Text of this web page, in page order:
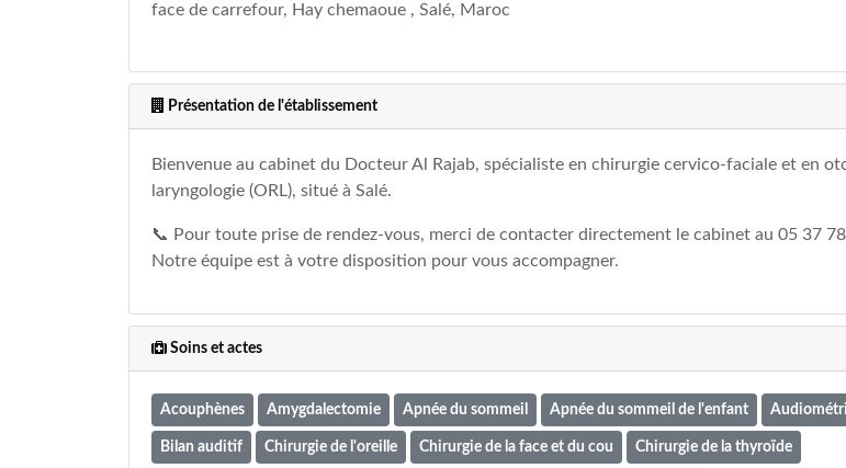
face de carrefour, Hay chemaoue , Salé, Maroc
Présentation de l'établissement
Bienvenue au cabinet du Docteur Al Rajab, spécialiste en chirurgie cervico-faciale et en
laryngologie (ORL), situé à Salé.
📞 Pour toute prise de rendez-vous, merci de contacter directement le cabinet au 05 37
Notre équipe est à votre disposition pour vous accompagner.
Soins et actes
Acouphènes Amygdalectomie Apnée du sommeil Apnée du sommeil de l'enfant
Bilan auditif Chirurgie de l'oreille Chirurgie de la face et du cou Chirurgie de la thyroïde